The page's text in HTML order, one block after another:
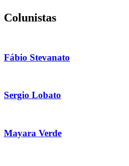
Colunistas
Fábio Stevanato
Sergio Lobato
Mayara Verde